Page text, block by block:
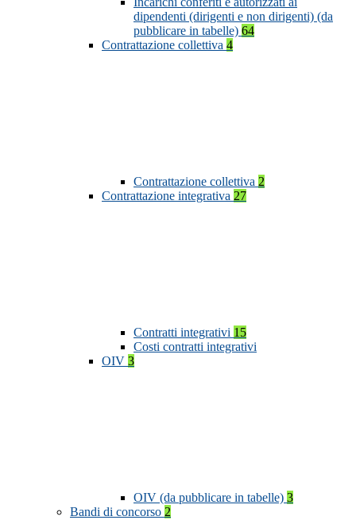
dipendenti (dirigenti e non dirigenti) (da
pubblicare in tabelle) 64
Contrattazione collettiva 4
Contrattazione collettiva 2
Contrattazione integrativa 27
Contratti integrativi 15
Costi contratti integrativi
OIV 3
OIV (da pubblicare in tabelle) 3
Bandi di concorso 2